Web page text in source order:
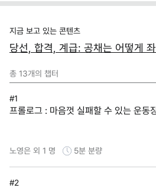
지금 보고 있는 콘텐츠
당선, 합격, 계급: 공채는 어떻게
총 13개의 챕터
#1
프롤로그 : 마음껏 실패할 수 있는 운동
노영은 외 1 명 5분 분량
#2